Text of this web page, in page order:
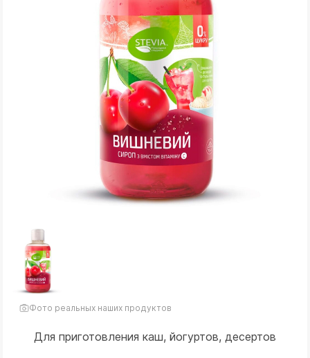
Фото реальных наших продуктов
Для приготовления каш, йогуртов, десертов